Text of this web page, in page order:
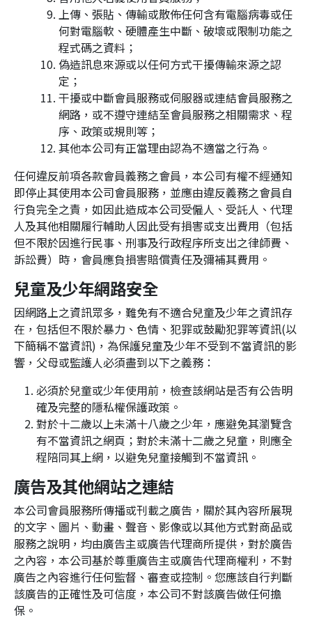
上傳、張貼、傳輸或散佈任何含有電腦病毒或任
何對電腦軟、硬體產生中斷、破壞或限制功能之
程式碼之資料；
偽造訊息來源或以任何方式干擾傳輸來源之認
定；
干擾或中斷會員服務或伺服器或連結會員服務之
網路，或不遵守連結至會員服務之相關需求、程
序、政策或規則等；
其他本公司有正當理由認為不適當之行為。
任何違反前項各款會員義務之會員，本公司有權不經通知
即停止其使用本公司會員服務，並應由違反義務之會員自
行負完全之責，如因此造成本公司受僱人、受託人、代理
人及其他相關履行輔助人因此受有損害或支出費用（包括
但不限於因進行民事、刑事及行政程序所支出之律師費、
訴訟費）時，會員應負損害賠償責任及彌補其費用。
兒童及少年網路安全
因網路上之資訊眾多，難免有不適合兒童及少年之資訊存
在，包括但不限於暴力、色情、犯罪或鼓勵犯罪等資訊(以
下簡稱不當資訊)，為保護兒童及少年不受到不當資訊的影
響，父母或監護人必須盡到以下之義務：
必須於兒童或少年使用前，檢查該網站是否有公告明
確及完整的隱私權保護政策。
對於十二歲以上未滿十八歲之少年，應避免其瀏覽含
有不當資訊之網頁；對於未滿十二歲之兒童，則應全
程陪同其上網，以避免兒童接觸到不當資訊。
廣告及其他網站之連結
本公司會員服務所傳播或刊載之廣告，關於其內容所展現
的文字、圖片、動畫、聲音、影像或以其他方式對商品或
服務之說明，均由廣告主或廣告代理商所提供，對於廣告
之內容，本公司基於尊重廣告主或廣告代理商權利，不對
廣告之內容進行任何監督、審查或控制。您應該自行判斷
該廣告的正確性及可信度，本公司不對該廣告做任何擔
保。